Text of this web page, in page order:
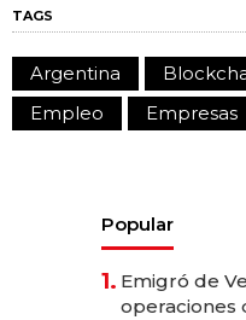
TAGS
Argentina
Empleo
Empresas
Popular
1. Emigró de
operaciones